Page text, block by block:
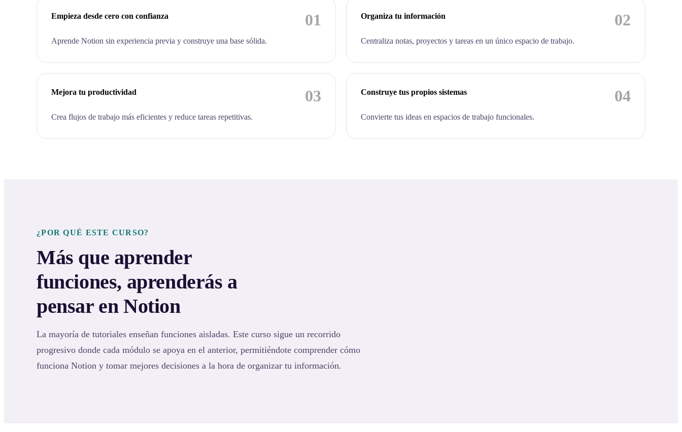
01
Empieza desde cero con confianza
Aprende Notion sin experiencia previa y construye una base sólida.
02
Organiza tu información
Centraliza notas, proyectos y tareas en un único espacio de trabajo.
03
Mejora tu productividad
Crea flujos de trabajo más eficientes y reduce tareas repetitivas.
04
Construye tus propios sistemas
Convierte tus ideas en espacios de trabajo funcionales.
¿POR QUÉ ESTE CURSO?
Más que aprender
funciones, aprenderás a
pensar en Notion
La mayoría de tutoriales enseñan funciones aisladas. Este curso sigue un recorrido
progresivo donde cada módulo se apoya en el anterior, permitiéndote comprender cómo
funciona Notion y tomar mejores decisiones a la hora de organizar tu información.